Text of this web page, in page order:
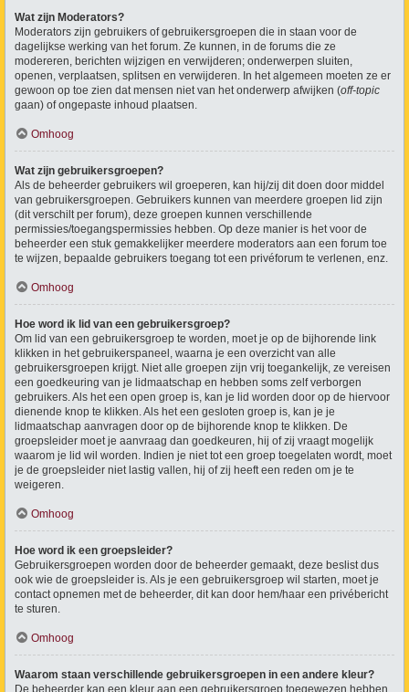
Wat zijn Moderators?
Moderators zijn gebruikers of gebruikersgroepen die in staan voor de
dagelijkse werking van het forum. Ze kunnen, in de forums die ze
modereren, berichten wijzigen en verwijderen; onderwerpen sluiten,
openen, verplaatsen, splitsen en verwijderen. In het algemeen moeten ze er
gewoon op toe zien dat mensen niet van het onderwerp afwijken (off-topic
gaan) of ongepaste inhoud plaatsen.
Omhoog
Wat zijn gebruikersgroepen?
Als de beheerder gebruikers wil groeperen, kan hij/zij dit doen door middel
van gebruikersgroepen. Gebruikers kunnen van meerdere groepen lid zijn
(dit verschilt per forum), deze groepen kunnen verschillende
permissies/toegangspermissies hebben. Op deze manier is het voor de
beheerder een stuk gemakkelijker meerdere moderators aan een forum toe
te wijzen, bepaalde gebruikers toegang tot een privéforum te verlenen, enz.
Omhoog
Hoe word ik lid van een gebruikersgroep?
Om lid van een gebruikersgroep te worden, moet je op de bijhorende link
klikken in het gebruikerspaneel, waarna je een overzicht van alle
gebruikersgroepen krijgt. Niet alle groepen zijn vrij toegankelijk, ze vereisen
een goedkeuring van je lidmaatschap en hebben soms zelf verborgen
gebruikers. Als het een open groep is, kan je lid worden door op de hiervoor
dienende knop te klikken. Als het een gesloten groep is, kan je je
lidmaatschap aanvragen door op de bijhorende knop te klikken. De
groepsleider moet je aanvraag dan goedkeuren, hij of zij vraagt mogelijk
waarom je lid wil worden. Indien je niet tot een groep toegelaten wordt, moet
je de groepsleider niet lastig vallen, hij of zij heeft een reden om je te
weigeren.
Omhoog
Hoe word ik een groepsleider?
Gebruikersgroepen worden door de beheerder gemaakt, deze beslist dus
ook wie de groepsleider is. Als je een gebruikersgroep wil starten, moet je
contact opnemen met de beheerder, dit kan door hem/haar een privébericht
te sturen.
Omhoog
Waarom staan verschillende gebruikersgroepen in een andere kleur?
De beheerder kan een kleur aan een gebruikersgroep toegewezen hebben,